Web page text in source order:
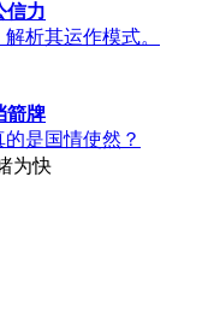
信力
析其运作模式。
箭牌
是国情使然？
为快